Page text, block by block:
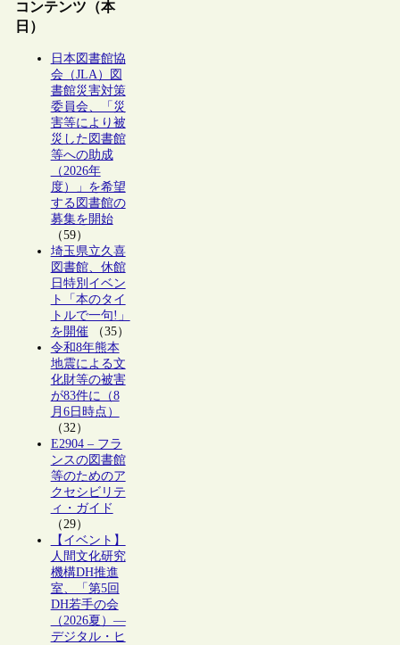
コンテンツ（本
日）
日本図書館協
会（JLA）図
書館災害対策
委員会、「災
害等により被
災した図書館
等への助成
（2026年
度）」を希望
する図書館の
募集を開始
（59）
埼玉県立久喜
図書館、休館
日特別イベン
ト「本のタイ
トルで一句!」
を開催（35）
令和8年熊本
地震による文
化財等の被害
が83件に（8
月6日時点）
（32）
E2904 – フラ
ンスの図書館
等のためのア
クセシビリテ
ィ・ガイド
（29）
【イベント】
人間文化研究
機構DH推進
室、「第5回
DH若手の会
（2026夏）―
デジタル・ヒ